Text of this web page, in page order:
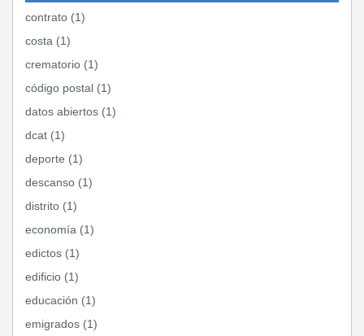
contrato (1)
costa (1)
crematorio (1)
código postal (1)
datos abiertos (1)
dcat (1)
deporte (1)
descanso (1)
distrito (1)
economía (1)
edictos (1)
edificio (1)
educación (1)
emigrados (1)